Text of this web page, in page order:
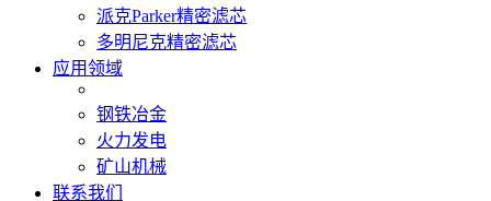
派克Parker精密滤芯
多明尼克精密滤芯
应用领域
钢铁冶金
火力发电
矿山机械
联系我们